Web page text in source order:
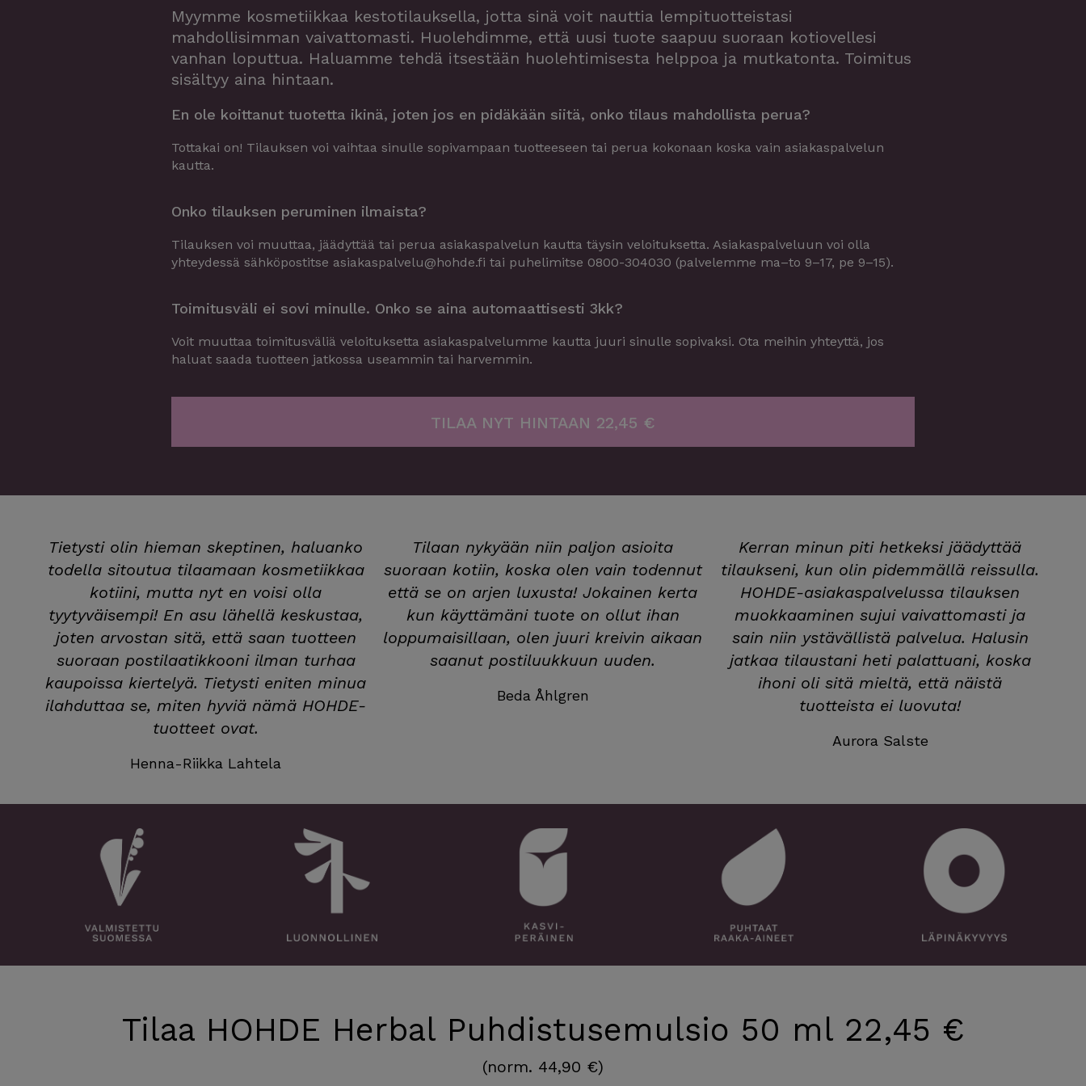
Myymme kosmetiikkaa kestotilauksella, jotta sinä voit nauttia lempituotteistasi
mahdollisimman vaivattomasti. Huolehdimme, että uusi tuote saapuu suoraan kotiovellesi
vanhan loputtua. Haluamme tehdä itsestään huolehtimisesta helppoa ja mutkatonta. Toimitus
sisältyy aina hintaan.
En ole koittanut tuotetta ikinä, joten jos en pidäkään siitä, onko tilaus mahdollista perua?
Tottakai on! Tilauksen voi vaihtaa sinulle sopivampaan tuotteeseen tai perua kokonaan koska vain asiakaspalvelun
kautta.
Onko tilauksen peruminen ilmaista?
Tilauksen voi muuttaa, jäädyttää tai perua asiakaspalvelun kautta täysin veloituksetta. Asiakaspalveluun voi olla
yhteydessä sähköpostitse asiakaspalvelu@hohde.fi tai puhelimitse 0800-304030 (palvelemme ma–to 9–17, pe 9–15).
Toimitusväli ei sovi minulle. Onko se aina automaattisesti 3kk?
Voit muuttaa toimitusväliä veloituksetta asiakaspalvelumme kautta juuri sinulle sopivaksi. Ota meihin yhteyttä, jos
haluat saada tuotteen jatkossa useammin tai harvemmin.
TILAA NYT HINTAAN 22,45 €
Tietysti olin hieman skeptinen, haluanko
todella sitoutua tilaamaan kosmetiikkaa
kotiini, mutta nyt en voisi olla
tyytyväisempi! En asu lähellä keskustaa,
joten arvostan sitä, että saan tuotteen
suoraan postilaatikkooni ilman turhaa
kaupoissa kiertelyä. Tietysti eniten minua
ilahduttaa se, miten hyviä nämä HOHDE-
tuotteet ovat.
Henna-Riikka Lahtela
Tilaan nykyään niin paljon asioita
suoraan kotiin, koska olen vain todennut
että se on arjen luxusta! Jokainen kerta
kun käyttämäni tuote on ollut ihan
loppumaisillaan, olen juuri kreivin aikaan
saanut postiluukkuun uuden.
Beda Åhlgren
Kerran minun piti hetkeksi jäädyttää
tilaukseni, kun olin pidemmällä reissulla.
HOHDE-asiakaspalvelussa tilauksen
muokkaaminen sujui vaivattomasti ja
sain niin ystävällistä palvelua. Halusin
jatkaa tilaustani heti palattuani, koska
ihoni oli sitä mieltä, että näistä
tuotteista ei luovuta!
Aurora Salste
Tilaa HOHDE Herbal Puhdistusemulsio 50 ml 22,45 €
(norm. 44,90 €)